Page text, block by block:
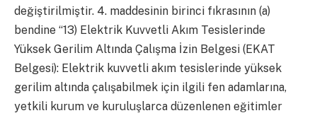
değiştirilmiştir. 4. maddesinin birinci fıkrasının (a)
bendine “13) Elektrik Kuvvetli Akım Tesislerinde
Yüksek Gerilim Altında Çalışma İzin Belgesi (EKAT
Belgesi): Elektrik kuvvetli akım tesislerinde yüksek
gerilim altında çalışabilmek için ilgili fen adamlarına,
yetkili kurum ve kuruluşlarca düzenlenen eğitimler